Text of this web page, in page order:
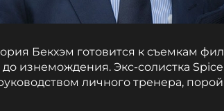
Бекхэм готовится к съемкам
до изнемождения. Экс-солистка
личного тренера,